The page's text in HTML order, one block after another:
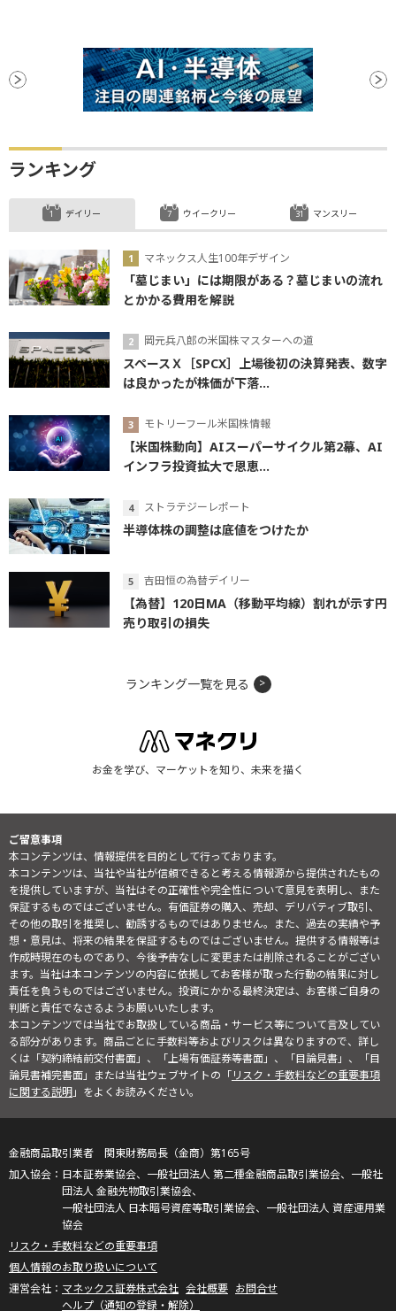
ランキング
デイリー
マネックス人生100年デザイン
「墓じまい」には期限がある？墓じまいの流れ
とかかる費用を解説
岡元兵八郎の米国株マスターへの道
スペースＸ［SPCX］上場後初の決算発表、数字
は良かったが株価が下落...
モトリーフール米国株情報
【米国株動向】AIスーパーサイクル第2幕、AI
インフラ投資拡大で恩恵...
ストラテジーレポート
半導体株の調整は底値をつけたか
吉田恒の為替デイリー
【為替】120日MA（移動平均線）割れが示す円
売り取引の損失
ウイークリー マンスリー
ランキング一覧を見る
お金を学び、マーケットを知り、未来を描く
ご留意事項
本コンテンツは、情報提供を目的として行っております。
本コンテンツは、当社や当社が信頼できると考える情報源から提供されたもの
を提供していますが、当社はその正確性や完全性について意見を表明し、また
保証するものではございません。有価証券の購入、売却、デリバティブ取引、
その他の取引を推奨し、勧誘するものではありません。また、過去の実績や予
想・意見は、将来の結果を保証するものではございません。提供する情報等は
作成時現在のものであり、今後予告なしに変更または削除されることがござい
ます。当社は本コンテンツの内容に依拠してお客様が取った行動の結果に対し
責任を負うものではございません。投資にかかる最終決定は、お客様ご自身の
判断と責任でなさるようお願いいたします。
本コンテンツでは当社でお取扱している商品・サービス等について言及してい
る部分があります。商品ごとに手数料等およびリスクは異なりますので、詳し
くは「契約締結前交付書面」、「上場有価証券等書面」、「目論見書」、「目
論見書補完書面」または当社ウェブサイトの「リスク・手数料などの重要事項
に関する説明」をよくお読みください。
金融商品取引業者 関東財務局長（金商）第165号
日本証券業協会、一般社団法人 第二種金融商品取引業協会、一般社
団法人 金融先物取引業協会、
一般社団法人 日本暗号資産等取引業協会、一般社団法人 資産運用業
協会
リスク・手数料などの重要事項
個人情報のお取り扱いについて
マネックス証券株式会社 会社概要 お問合せ
ヘルプ（通知の登録・解除）